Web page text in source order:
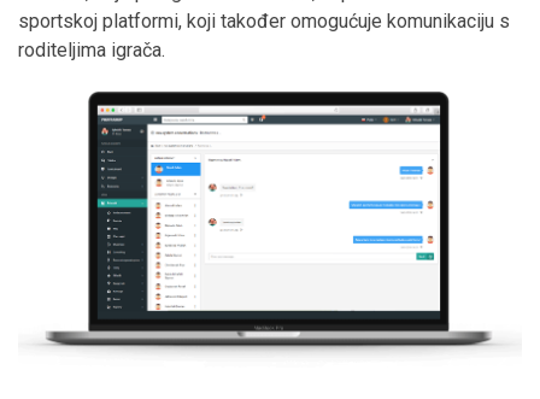
sportskoj platformi, koji također omogućuje komunikaciju s
roditeljima igrača.